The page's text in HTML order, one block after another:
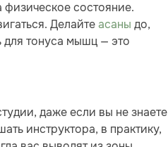
состояние.
Делайтеасаны до,
для тонуса мышц — это
даже если вы не знаете
инструктора, в практику,